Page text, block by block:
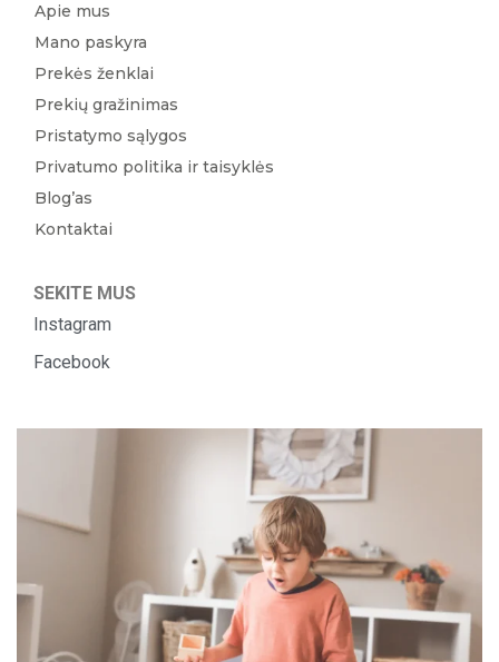
Apie mus
Mano paskyra
Prekės ženklai
Prekių gražinimas
Pristatymo sąlygos
Privatumo politika ir taisyklės
Blog’as
Kontaktai
SEKITE MUS
Instagram
Facebook